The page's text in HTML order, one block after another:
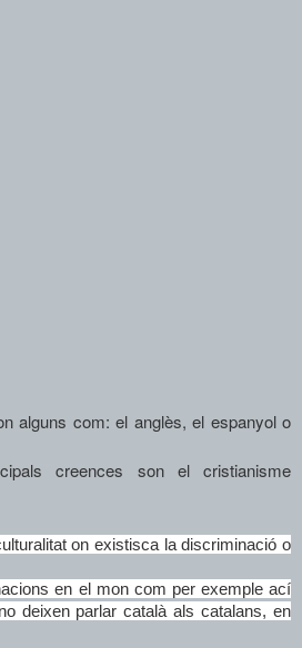
alguns com: el anglès, el espanyol o
creences son el cristianisme
on existisca la discriminació o
en el mon com per exemple ací
deixen parlar català als catalans, en